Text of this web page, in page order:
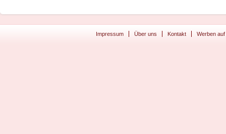
Impressum Über uns Kontakt Werben